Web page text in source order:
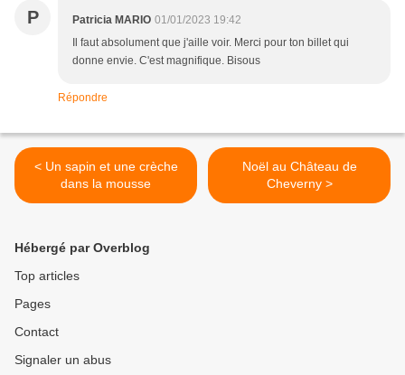
P Patricia MARIO 01/01/2023 19:42
Il faut absolument que j'aille voir. Merci pour ton billet qui
donne envie. C'est magnifique. Bisous
Répondre
< Un sapin et une crèche
dans la mousse
Noël au Château de
Cheverny >
Hébergé par Overblog
Top articles
Pages
Contact
Signaler un abus